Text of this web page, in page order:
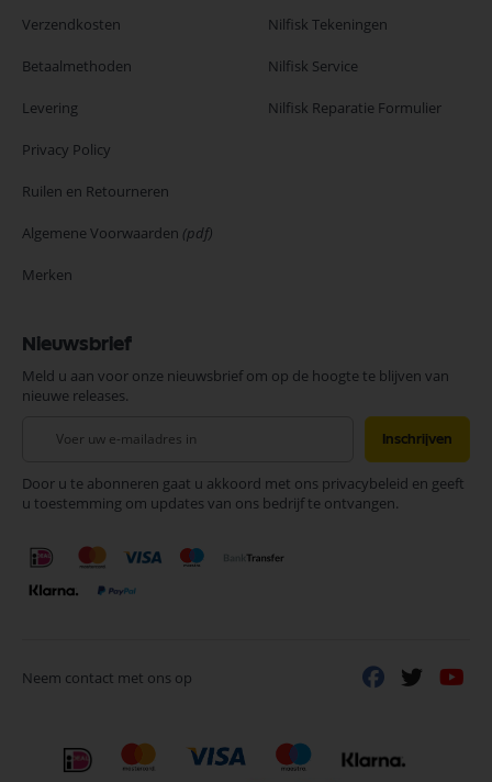
Verzendkosten
Betaalmethoden
Levering
Privacy Policy
Ruilen en Retourneren
Algemene Voorwaarden (pdf)
Merken
Nilfisk Tekeningen
Nilfisk Service
Nilfisk Reparatie Formulier
Nieuwsbrief
Meld u aan voor onze nieuwsbrief om op de hoogte te blijven van
nieuwe releases.
onze
nieuwsbrief
Inschrijven
Door u te abonneren gaat u akkoord met ons privacybeleid en geeft
u toestemming om updates van ons bedrijf te ontvangen.
Neem contact met ons op